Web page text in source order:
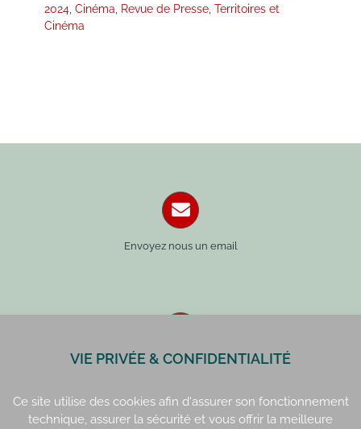
2024, Cinéma, Revue de Presse, Territoires et
Cinéma
Envoyez nous un email
Paris : 01 42 34 14 59
VIE PRIVÉE & CONFIDENTIALITÉ
Ce site utilise des cookies afin d'assurer son fonctionnement
technique, assurer la sécurité et vous offrir la meilleure